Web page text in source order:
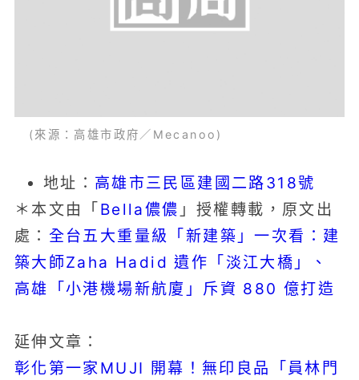
(來源：高雄市政府／Mecanoo)
地址： 高雄市三民區建國二路318號
＊本文由「 Bella儂儂 」授權轉載，原文出
處： 全台五大重量級「新建築」一次看：建
築大師Zaha Hadid 遺作「淡江大橋」、
高雄「小港機場新航廈」斥資 880 億打造
延伸文章：
彰化第一家MUJI 開幕！無印良品「員林門